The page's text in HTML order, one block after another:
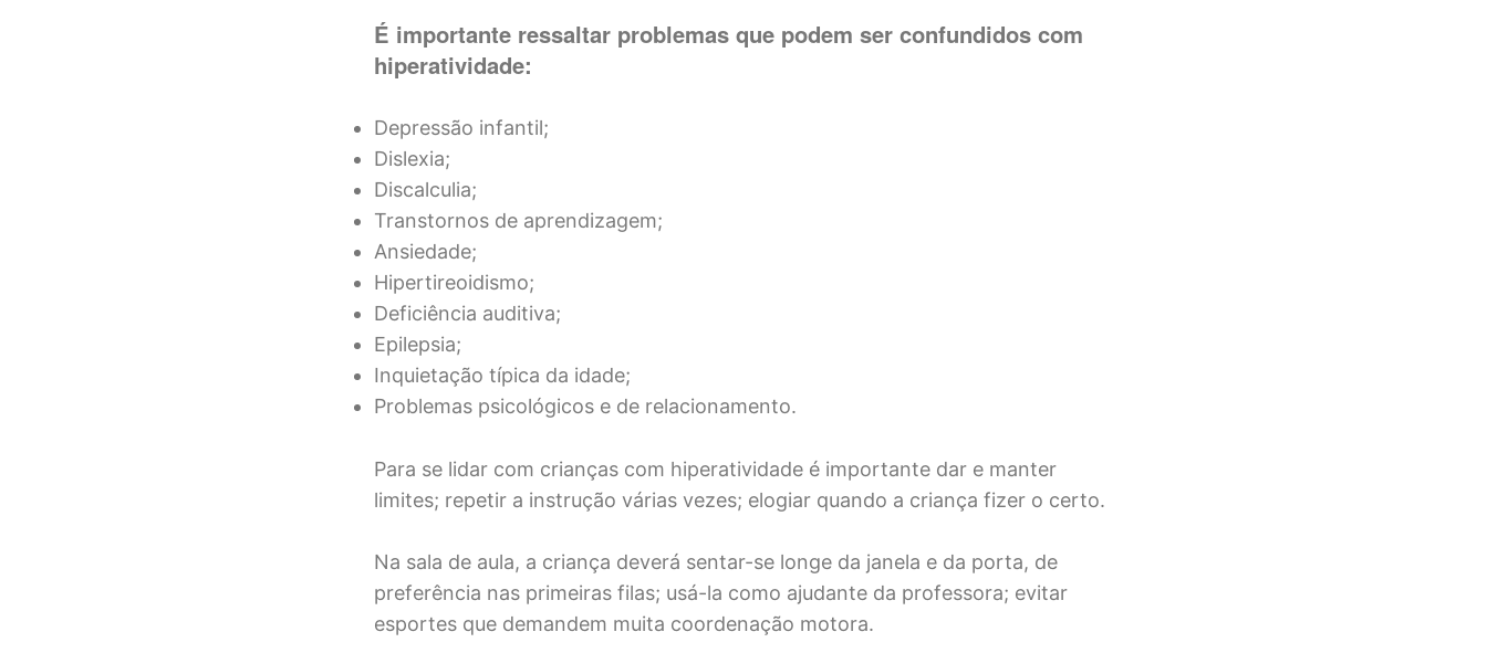
É importante ressaltar problemas que podem ser confundidos com
hiperatividade:
Depressão infantil;
Dislexia;
Discalculia;
Transtornos de aprendizagem;
Ansiedade;
Hipertireoidismo;
Deficiência auditiva;
Epilepsia;
Inquietação típica da idade;
Problemas psicológicos e de relacionamento.
Para se lidar com crianças com hiperatividade é importante dar e manter
limites; repetir a instrução várias vezes; elogiar quando a criança fizer o certo.
Na sala de aula, a criança deverá sentar-se longe da janela e da porta, de
preferência nas primeiras filas; usá-la como ajudante da professora; evitar
esportes que demandem muita coordenação motora.